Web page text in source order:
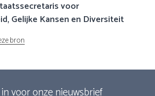
voor
Gelijke Kansen en Diversiteit
bron
voor onze nieuwsbrief